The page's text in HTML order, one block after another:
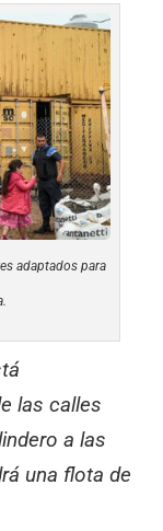
adaptados para
las calles
a las
una flota de